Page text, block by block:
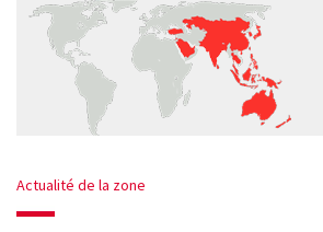
Actualité de la zone